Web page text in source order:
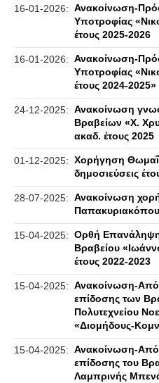
16-01-2026: Ανακοίνωση-
Υποτροφίας
έτους 2025-2026
16-01-2026: Ανακοίνωση-
Υποτροφίας
έτους 2024-2025»
24-12-2025: Ανακοίνωση
Βραβείων «Χ.
ακαδ. έτους 2025
01-12-2025: Χορήγηση
δημοσιεύσεις
28-07-2025: Ανακοίνωση
15-04-2025: Ορθή
Βραβείου
έτους 2022-2023
15-04-2025: Ανακοίνωση-
επίδοσης των
Πολυτεχνείου
«Διομήδους-
15-04-2025: Ανακοίνωση-
επίδοσης του
Λαμπρινής